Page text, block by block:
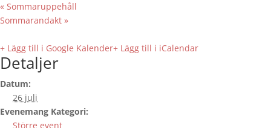
« Sommaruppehåll
Sommarandakt »
+ Lägg till i Google Kalender+ Lägg till i iCalendar
Detaljer
Datum:
26 juli
Evenemang Kategori:
Större event